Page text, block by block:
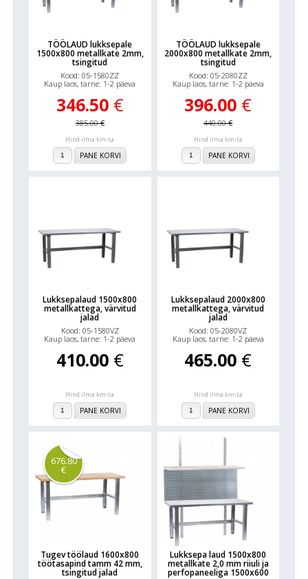
TÖÖLAUD lukksepale
1500x800 metallkate 2mm,
tsingitud
Kood: 05-1580ZZ
Kaup laos, tarne: 1-2 päeva
346.50 €
385.00€
Hind ilma km-ta
PANE KORVI
TÖÖLAUD lukksepale
2000x800 metallkate 2mm,
tsingitud
Kood: 05-2080ZZ
Kaup laos, tarne: 1-2 päeva
396.00 €
440.00€
Hind ilma km-ta
PANE KORVI
Lukksepalaud 1500x800
metallkattega, värvitud
jalad
Kood: 05-1580VZ
Kaup laos, tarne: 1-2 päeva
410.00 €
Hind ilma km-ta
PANE KORVI
Lukksepalaud 2000x800
metallkattega, värvitud
jalad
Kood: 05-2080VZ
Kaup laos, tarne: 1-2 päeva
465.00 €
Hind ilma km-ta
PANE KORVI
676.80
€
Tugev töölaud 1600x800
töötasapind tamm 42 mm,
tsingitud jalad
Lukksepa laud 1500x800
metallkate 2,0 mm riiuli ja
perfopaneeliga 1500x600